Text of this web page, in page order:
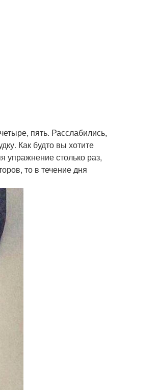
пять. Расслабились,
Как будто вы хотите
упражнение столько раз,
то в течение дня